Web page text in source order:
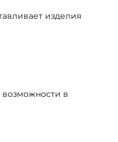
изделия
возможности в